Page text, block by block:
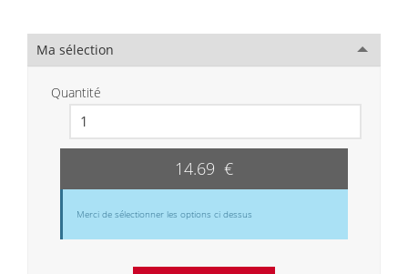
Ma sélection
Quantité
14.69 €
Merci de sélectionner les options ci dessus